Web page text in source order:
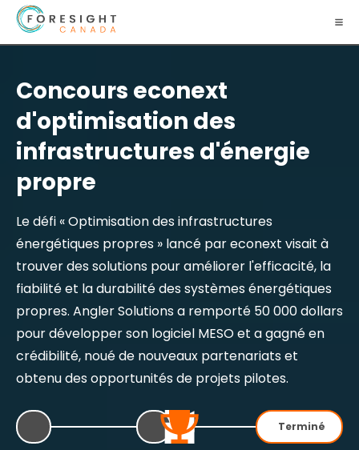
Concours econext
d'optimisation des
infrastructures d'énergie
propre
Le défi « Optimisation des infrastructures
énergétiques propres » lancé par econext visait à
trouver des solutions pour améliorer l'efficacité, la
fiabilité et la durabilité des systèmes énergétiques
propres. Angler Solutions a remporté 50 000 dollars
pour développer son logiciel MESO et a gagné en
crédibilité, noué de nouveaux partenariats et
obtenu des opportunités de projets pilotes.
Terminé